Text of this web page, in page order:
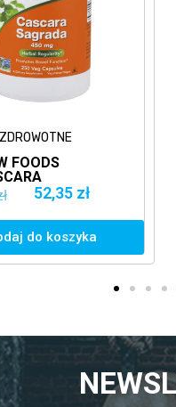
FOODS
450MG
52,35 zł
do koszyka